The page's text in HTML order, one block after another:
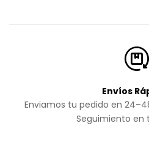
Envíos
Enviamos tu pedido en
Seguimiento en